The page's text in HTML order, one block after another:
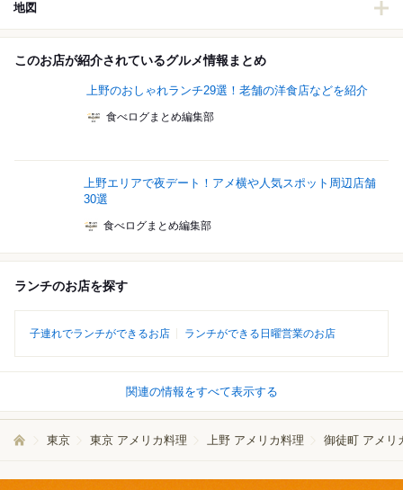
地図
このお店が紹介されているグルメ情報まとめ
上野のおしゃれランチ29選！老舗の洋食店などを紹介
食べログまとめ編集部
上野エリアで夜デート！アメ横や人気スポット周辺店舗
30選
食べログまとめ編集部
ランチのお店を探す
子連れでランチができるお店 ランチができる日曜営業のお店
関連の情報をすべて表示する
東京 東京 アメリカ料理 上野 アメリカ料理 御徒町 アメリ